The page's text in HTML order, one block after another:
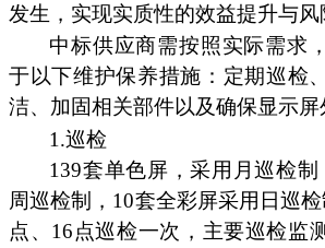
发生，实现实质性的效益提升与风
中标供应商需按照实际需求
于以下维护保养措施：定期巡检
洁、加固相关部件以及确保显示屏
1.巡检
139套单色屏，采用月巡检
周巡检制，10套全彩屏采用日巡
点、16点巡检一次，主要巡检监